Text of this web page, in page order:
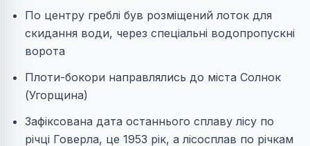
По центру греблі був розміщений лоток для
скидання води, через спеціальні водопропускні
ворота
Плоти-бокори направлялись до міста Солнок
(Угорщина)
Зафіксована дата останнього сплаву лісу по
річці Говерла, це 1953 рік, а лісосплав по річкам